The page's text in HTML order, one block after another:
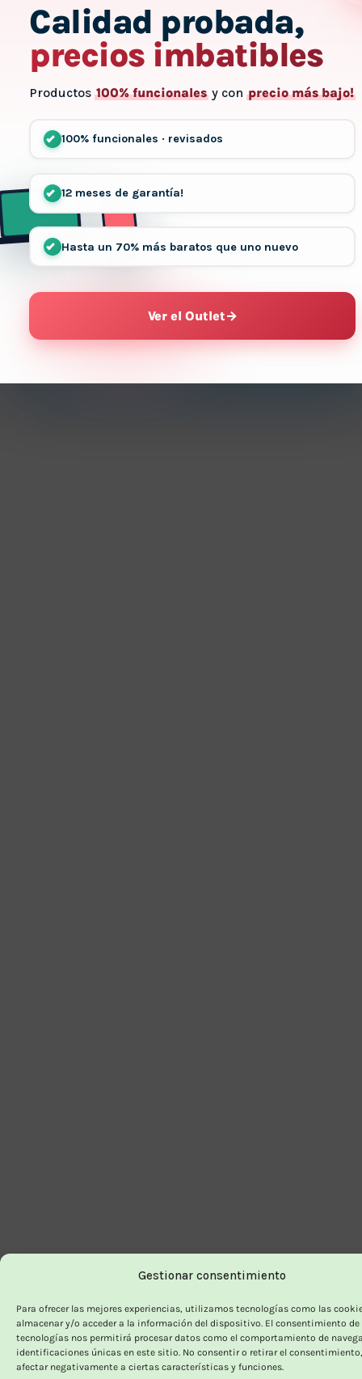
Gestionar consentimiento
Para ofrecer las mejores experiencias, utilizamos tecnologías como las
almacenar y/o acceder a la información del dispositivo. El consentimiento de
tecnologías nos permitirá procesar datos como el comportamiento de
identificaciones únicas en este sitio. No consentir o retirar el
afectar negativamente a ciertas características y funciones.
Calidad probada,
precios imbatibles
Productos 100% funcionales y con precio más bajo!
100% funcionales · revisados
12 meses de garantía!
Hasta un 70% más baratos que uno nuevo
Ver el Outlet→